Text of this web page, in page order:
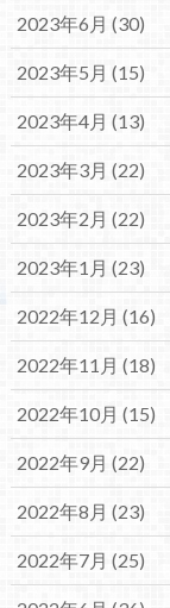
2023年6月 (30)
2023年5月 (15)
2023年4月 (13)
2023年3月 (22)
2023年2月 (22)
2023年1月 (23)
2022年12月 (16)
2022年11月 (18)
2022年10月 (15)
2022年9月 (22)
2022年8月 (23)
2022年7月 (25)